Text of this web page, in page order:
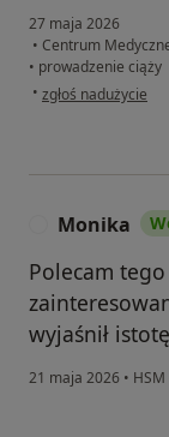
27 maja 2026
• Centrum
• prowadzenie ciąży
• w opinii
zgłoś nadużycie
Monika
Polecam
wyjaśnił
21 maja 2026 •